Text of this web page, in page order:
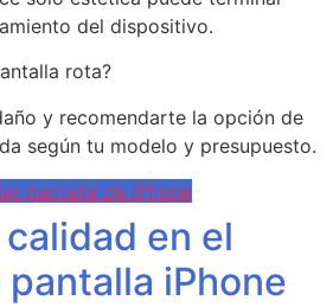
del dispositivo.
rota?
y recomendarte la opción de
según tu modelo y presupuesto.
pantalla de iPhone
en el
iPhone